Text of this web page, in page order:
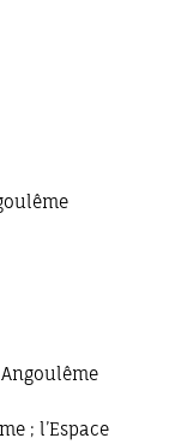
; l’Espace